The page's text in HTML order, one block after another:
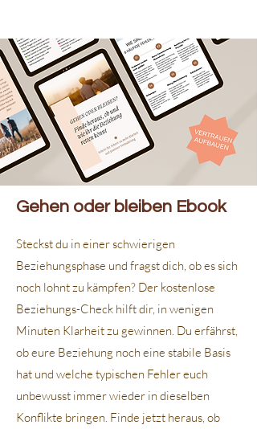
Gehen oder bleiben Ebook
Steckst du in einer schwierigen
Beziehungsphase und fragst dich, ob es sich
noch lohnt zu kämpfen? Der kostenlose
Beziehungs-Check hilft dir, in wenigen
Minuten Klarheit zu gewinnen. Du erfährst,
ob eure Beziehung noch eine stabile Basis
hat und welche typischen Fehler euch
unbewusst immer wieder in dieselben
Konflikte bringen. Finde jetzt heraus, ob